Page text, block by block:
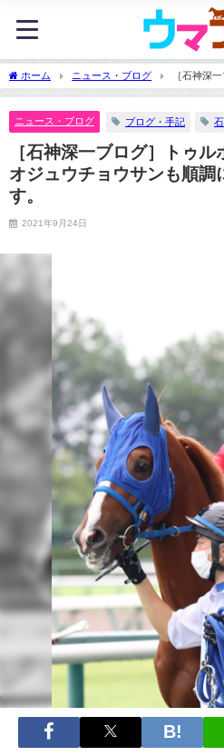
ホーム ニュース・ブログ
［石神深
オジュウチョウサンも順調に調教を消化してい
ニュース・ブログ ブログ・手記
［石神深一ブログ］トゥ
オジュウチョウサンも順調
す。
2021年9月24日